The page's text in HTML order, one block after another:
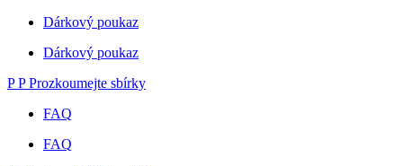
Dárkový poukaz
Dárkový poukaz
PPProzkoumejte sbírky
FAQ
FAQ